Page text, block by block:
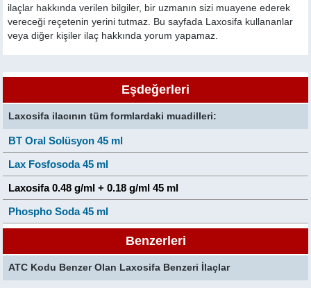
ilaçlar hakkında verilen bilgiler, bir uzmanın sizi muayene ederek
vereceği reçetenin yerini tutmaz. Bu sayfada Laxosifa kullananlar
veya diğer kişiler ilaç hakkında yorum yapamaz.
Eşdeğerleri
Laxosifa ilacının tüm formlardaki muadilleri:
BT Oral Solüsyon 45 ml
Lax Fosfosoda 45 ml
Laxosifa 0.48 g/ml + 0.18 g/ml 45 ml
Phospho Soda 45 ml
Benzerleri
ATC Kodu Benzer Olan Laxosifa Benzeri İlaçlar